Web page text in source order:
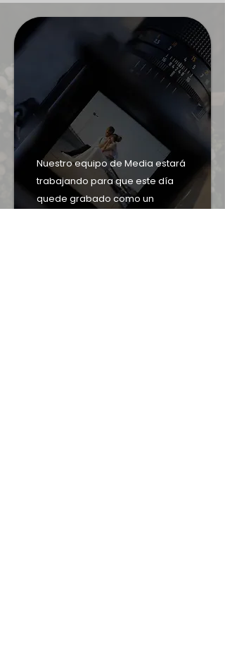
Nuestro equipo de Media estará
trabajando para que este día
quede grabado como un